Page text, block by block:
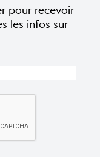
pour recevoir
les infos sur